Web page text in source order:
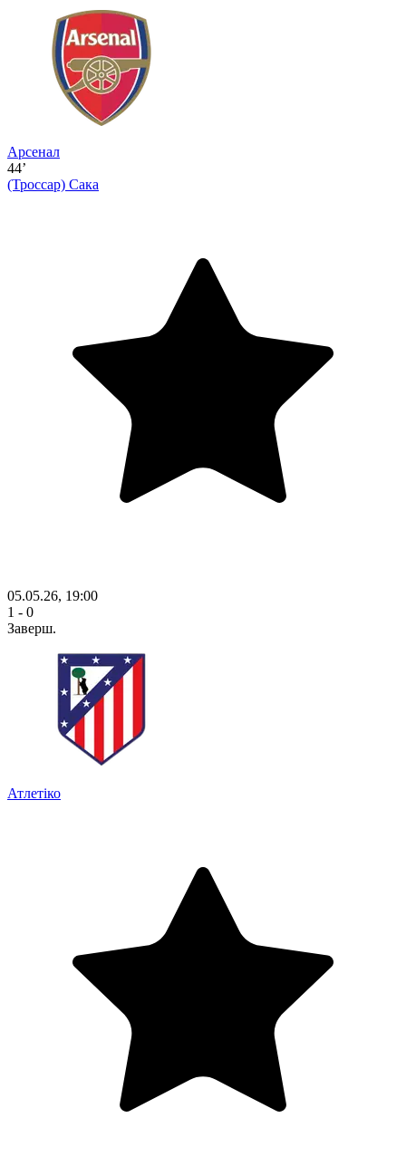
Арсенал
44’
(Троссар) Сака
05.05.26, 19:00
1 - 0
Заверш.
Атлетіко